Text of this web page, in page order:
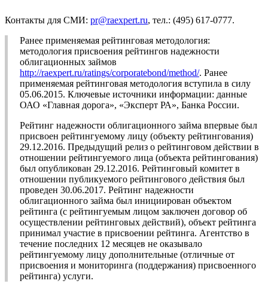
Контакты для СМИ: pr@raexpert.ru, тел.: (495) 617-0777.
Ранее применяемая рейтинговая методология:
методология присвоения рейтингов надежности
облигационных займов
http://raexpert.ru/ratings/corporatebond/method/. Ранее
применяемая рейтинговая методология вступила в силу
05.06.2015. Ключевые источники информации: данные
ОАО «Главная дорога», «Эксперт РА», Банка России.
Рейтинг надежности облигационного займа впервые был
присвоен рейтингуемому лицу (объекту рейтингования)
29.12.2016. Предыдущий релиз о рейтинговом действии в
отношении рейтингуемого лица (объекта рейтингования)
был опубликован 29.12.2016. Рейтинговый комитет в
отношении публикуемого рейтингового действия был
проведен 30.06.2017. Рейтинг надежности
облигационного займа был инициирован объектом
рейтинга (с рейтингуемым лицом заключен договор об
осуществлении рейтинговых действий), объект рейтинга
принимал участие в присвоении рейтинга. Агентство в
течение последних 12 месяцев не оказывало
рейтингуемому лицу дополнительные (отличные от
присвоения и мониторинга (поддержания) присвоенного
рейтинга) услуги.